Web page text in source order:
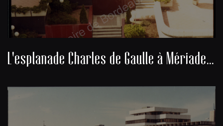
L'esplanade Charles de Gaulle à Mériadeck